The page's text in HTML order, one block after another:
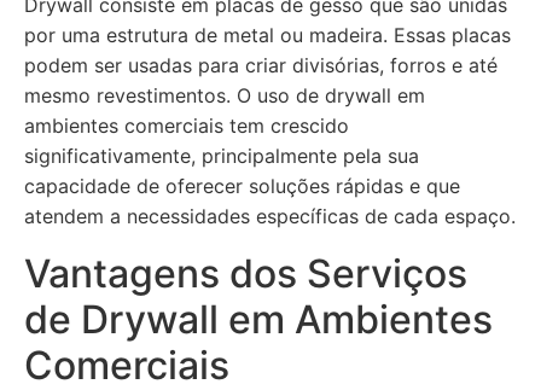
Drywall consiste em placas de gesso que são unidas
por uma estrutura de metal ou madeira. Essas placas
podem ser usadas para criar divisórias, forros e até
mesmo revestimentos. O uso de drywall em
ambientes comerciais tem crescido
significativamente, principalmente pela sua
capacidade de oferecer soluções rápidas e que
atendem a necessidades específicas de cada espaço.
Vantagens dos Serviços
de Drywall em Ambientes
Comerciais